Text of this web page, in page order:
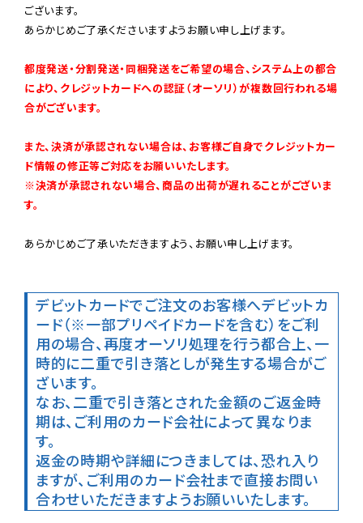
ございます。
あらかじめご了承くださいますようお願い申し上げます。
都度発送・分割発送・同梱発送をご希望の場合、システム上の都合
により、クレジットカードへの認証（オーソリ）が複数回行われる場
合がございます。
また、決済が承認されない場合は、お客様ご自身でクレジットカー
ド情報の修正等ご対応をお願いいたします。
※決済が承認されない場合、商品の出荷が遅れることがございま
す。
あらかじめご了承いただきますよう、お願い申し上げます。
デビットカードでご注文のお客様へデビットカ
ード（※一部プリペイドカードを含む）をご利
用の場合、再度オーソリ処理を行う都合上、一
時的に二重で引き落としが発生する場合がご
ざいます。
なお、二重で引き落とされた金額のご返金時
期は、ご利用のカード会社によって異なりま
す。
返金の時期や詳細につきましては、恐れ入り
ますが、ご利用のカード会社まで直接お問い
合わせいただきますようお願いいたします。